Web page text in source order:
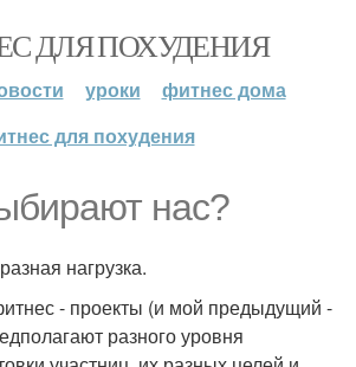
ДЛЯ ПОХУДЕНИЯ
уроки
фитнес дома
для похудения
нас?
нагрузка.
- проекты (и мой предыдущий -
разного уровня